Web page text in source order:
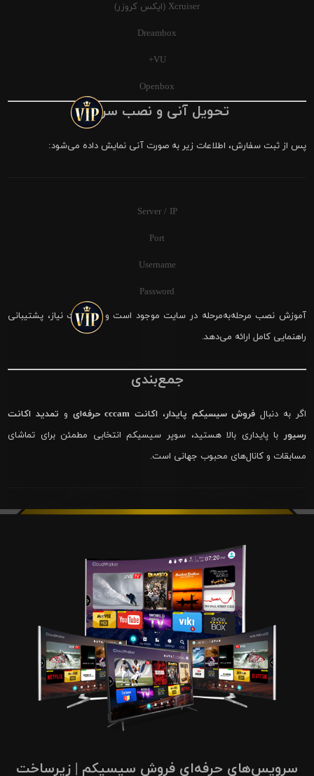
Xcruiser (ایکس کروزر)
Dreambox
VU+
Openbox
تحویل آنی و نصب سریع
پس از ثبت سفارش، اطلاعات زیر به صورت آنی نمایش داده می‌شود:
Server / IP
Port
Username
Password
آموزش نصب مرحله‌به‌مرحله در سایت موجود است و در صورت نیاز، پشتیبانی
راهنمایی کامل ارائه می‌دهد.
جمع‌بندی
اگر به دنبال فروش سیسیکم پایدار، اکانت cccam حرفه‌ای و تمدید اکانت
رسیور با پایداری بالا هستید، سوپر سیسیکم انتخابی مطمئن برای تماشای
مسابقات و کانال‌های محبوب جهانی است.
سرویس‌های حرفه‌ای فروش سیسیکم | زیرساخت